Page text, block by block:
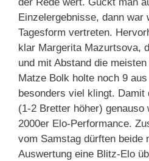
der Rede wert. Guckt man
Einzelergebnisse, dann war
Tagesform vertreten.
klar Margerita Mazurtsova,
und mit Abstand die
Matze Bolk holte noch 9
besonders viel klingt.
(1-2 Bretter höher) genauso
2000er Elo-Performance.
vom Samstag dürften beide
Auswertung eine Blitz-Elo